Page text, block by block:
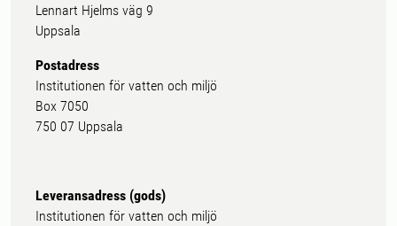
Lennart Hjelms väg 9
Uppsala
Postadress
Institutionen för vatten och miljö
Box 7050
750 07 Uppsala
Leveransadress (gods)
Institutionen för vatten och miljö